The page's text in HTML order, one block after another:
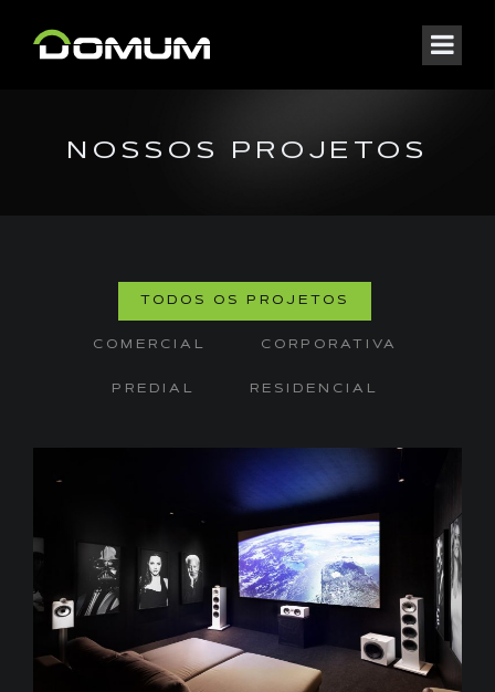
NOSSOS PROJETOS
TODOS OS PROJETOS
COMERCIAL CORPORATIVA
PREDIAL RESIDENCIAL